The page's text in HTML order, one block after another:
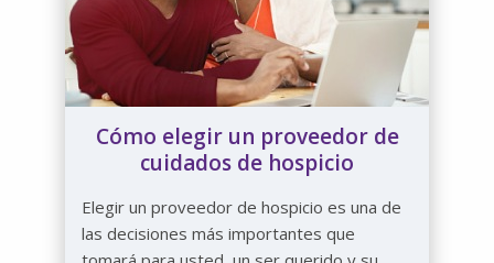
Cómo elegir un proveedor de
cuidados de hospicio
Elegir un proveedor de hospicio es una de
las decisiones más importantes que